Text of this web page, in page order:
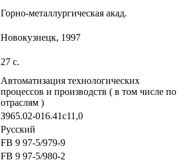
Горно-металлургическая акад.
Новокузнецк, 1997
27 с.
Автоматизация технологических
процессов и производств ( в том числе по
отраслям )
З965.02-016.41с11,0
Русский
FB 9 97-5/979-9
FB 9 97-5/980-2